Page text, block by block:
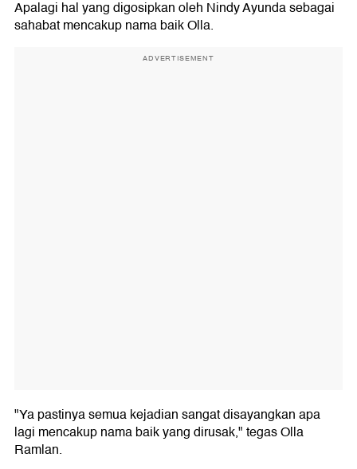
Apalagi hal yang digosipkan oleh Nindy Ayunda sebagai
sahabat mencakup nama baik Olla.
ADVERTISEMENT
"Ya pastinya semua kejadian sangat disayangkan apa
lagi mencakup nama baik yang dirusak," tegas Olla
Ramlan.